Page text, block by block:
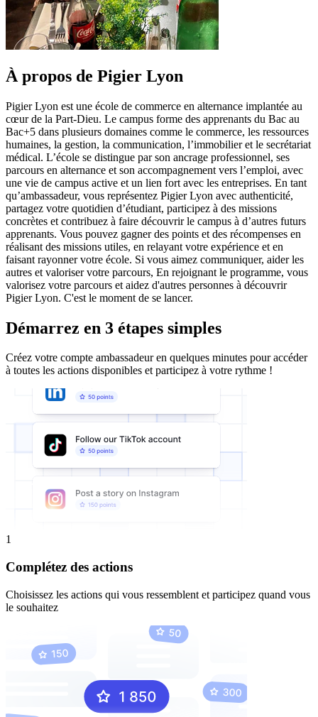
À propos de Pigier Lyon
Pigier Lyon est une école de commerce en alternance implantée au
cœur de la Part-Dieu. Le campus forme des apprenants du Bac au
Bac+5 dans plusieurs domaines comme le commerce, les ressources
humaines, la gestion, la communication, l’immobilier et le secrétariat
médical. L’école se distingue par son ancrage professionnel, ses
parcours en alternance et son accompagnement vers l’emploi, avec
une vie de campus active et un lien fort avec les entreprises. En tant
qu’ambassadeur, vous représentez Pigier Lyon avec authenticité,
partagez votre quotidien d’étudiant, participez à des missions
concrètes et contribuez à faire découvrir le campus à d’autres futurs
apprenants. Vous pouvez gagner des points et des récompenses en
réalisant des missions utiles, en relayant votre expérience et en
faisant rayonner votre école. Si vous aimez communiquer, aider les
autres et valoriser votre parcours, En rejoignant le programme, vous
valorisez votre parcours et aidez d'autres personnes à découvrir
Pigier Lyon. C'est le moment de se lancer.
Démarrez en 3 étapes simples
Créez votre compte ambassadeur en quelques minutes pour accéder
à toutes les actions disponibles et participez à votre rythme !
1
Complétez des actions
Choisissez les actions qui vous ressemblent et participez quand vous
le souhaitez